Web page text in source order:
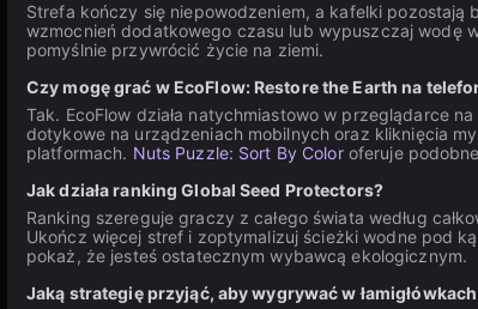
Strefa kończy się niepowodzeniem, a kafelki pozostają
wzmocnień dodatkowego czasu lub wypuszczaj wodę
pomyślnie przywrócić życie na ziemi.
Czy mogę grać w EcoFlow: Restore the Earth na
Tak. EcoFlow działa natychmiastowo w przeglądarce
dotykowe na urządzeniach mobilnych oraz kliknięcia
platformach. Nuts Puzzle: Sort By Coloroferuje
Jak działa ranking Global Seed Protectors?
Ranking szereguje graczy z całego świata według
Ukończ więcej stref i zoptymalizuj ścieżki wodne pod
pokaż, że jesteś ostatecznym wybawcą ekologicznym.
Jaką strategię przyjąć, aby wygrywać w